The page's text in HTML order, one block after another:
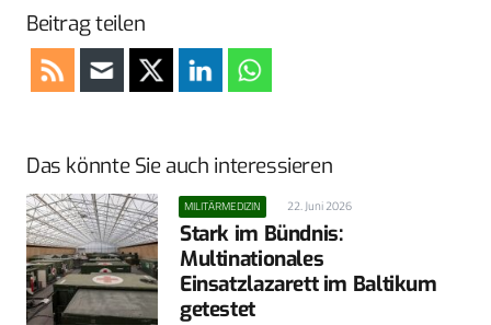
Beitrag teilen
Das könnte Sie auch interessieren
MILITÄRMEDIZIN 22. Juni 2026
Stark im Bündnis:
Multinationales
Einsatzlazarett im Baltikum
getestet